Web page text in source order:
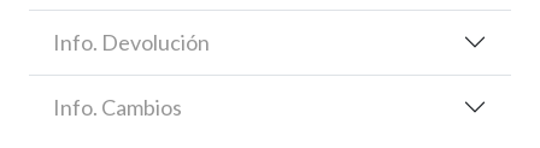
Info. Devolución
Info. Cambios